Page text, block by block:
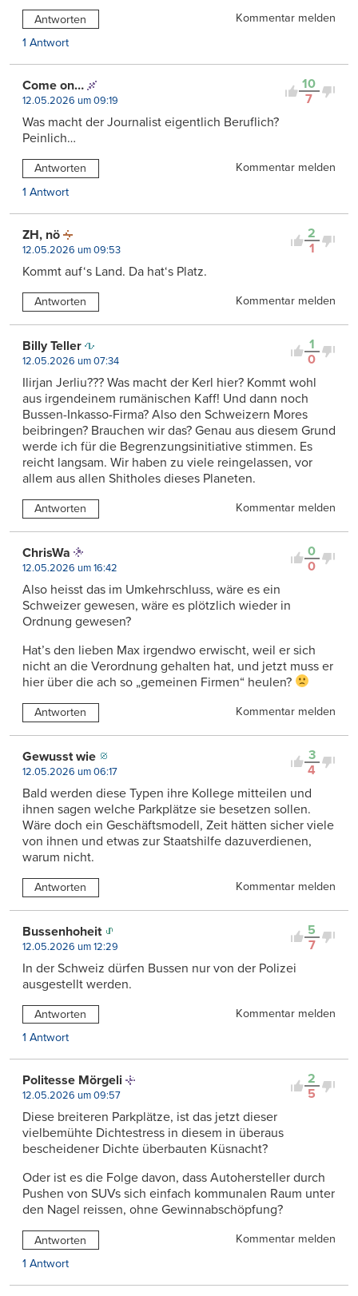
Antworten
Kommentar melden
1 Antwort
10
7
Come on…
12.05.2026 um 09:19
Was macht der Journalist eigentlich Beruflich?
Peinlich…
Antworten
Kommentar melden
1 Antwort
2
1
ZH, nö
12.05.2026 um 09:53
Kommt auf‘s Land. Da hat‘s Platz.
Antworten Kommentar melden
1
0
Billy Teller
12.05.2026 um 07:34
Ilirjan Jerliu??? Was macht der Kerl hier? Kommt wohl
aus irgendeinem rumänischen Kaff! Und dann noch
Bussen-Inkasso-Firma? Also den Schweizern Mores
beibringen? Brauchen wir das? Genau aus diesem Grund
werde ich für die Begrenzungsinitiative stimmen. Es
reicht langsam. Wir haben zu viele reingelassen, vor
allem aus allen Shitholes dieses Planeten.
Antworten Kommentar melden
0
0
ChrisWa
12.05.2026 um 16:42
Also heisst das im Umkehrschluss, wäre es ein
Schweizer gewesen, wäre es plötzlich wieder in
Ordnung gewesen?
Hat’s den lieben Max irgendwo erwischt, weil er sich
nicht an die Verordnung gehalten hat, und jetzt muss er
hier über die ach so „gemeinen Firmen“ heulen?
Antworten Kommentar melden
3
4
Gewusst wie
12.05.2026 um 06:17
Bald werden diese Typen ihre Kollege mitteilen und
ihnen sagen welche Parkplätze sie besetzen sollen.
Wäre doch ein Geschäftsmodell, Zeit hätten sicher viele
von ihnen und etwas zur Staatshilfe dazuverdienen,
warum nicht.
Antworten Kommentar melden
5
7
Bussenhoheit
12.05.2026 um 12:29
In der Schweiz dürfen Bussen nur von der Polizei
ausgestellt werden.
Antworten
Kommentar melden
1 Antwort
2
5
Politesse Mörgeli
12.05.2026 um 09:57
Diese breiteren Parkplätze, ist das jetzt dieser
vielbemühte Dichtestress in diesem in überaus
bescheidener Dichte überbauten Küsnacht?
Oder ist es die Folge davon, dass Autohersteller durch
Pushen von SUVs sich einfach kommunalen Raum unter
den Nagel reissen, ohne Gewinnabschöpfung?
Antworten
Kommentar melden
1 Antwort